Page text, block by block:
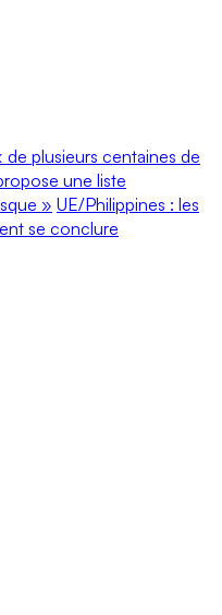
plusieurs centaines de
une liste
» UE/Philippines : les
se conclure